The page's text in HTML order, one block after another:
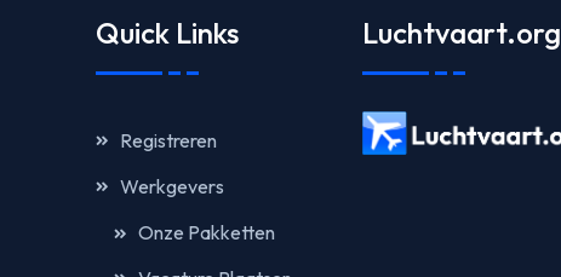
Quick Links
Registreren
Werkgevers
Onze Pakketten
Luchtvaart.org